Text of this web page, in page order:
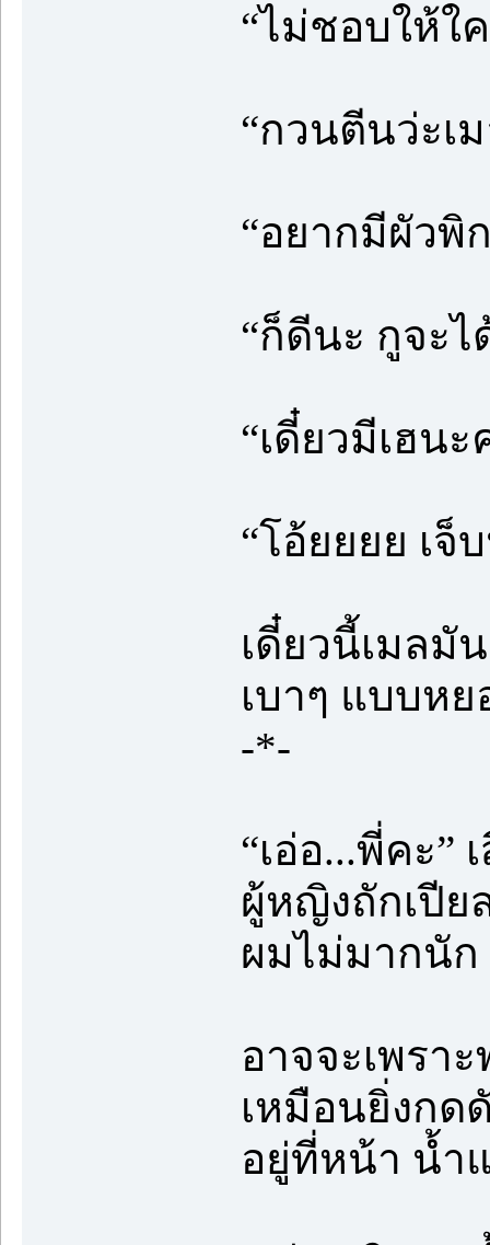
“ไม่ชอบให้ใ
“กวนตีนว่ะเ
“อยากมีผัวพิ
“ก็ดีนะ กูจะ
“เดี๋ยวมีเฮน
“โอ้ยยยย เจ็
เดี๋ยวนี้เมลมั
เบาๆ แบบหย
-*-
“เอ่อ...พี่คะ”
ผู้หญิงถักเปีย
ผมไม่มากนัก
อาจจะเพรา
เหมือนยิ่งกด
อยู่ที่หน้า น้ำ